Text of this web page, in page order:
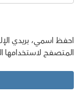
احفظ اسمي، بريدي
المتصفح لاستخدامها